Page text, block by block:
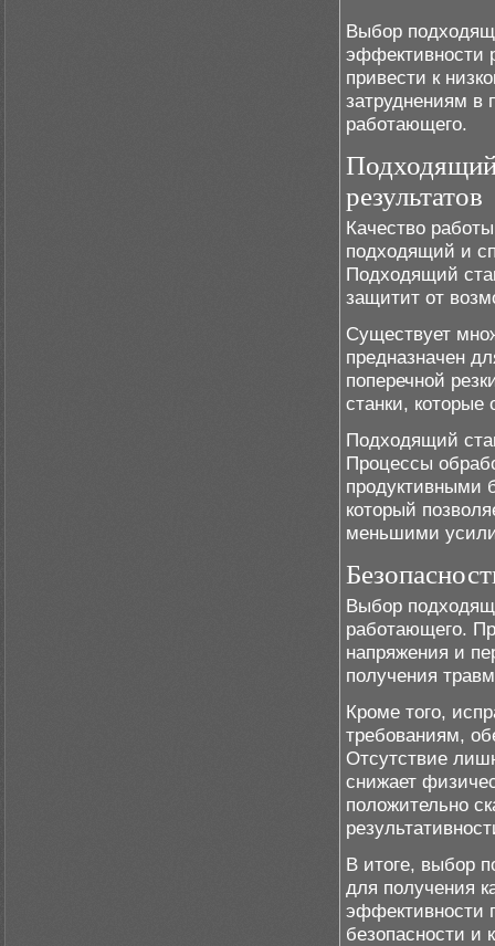
Выбор
эффективности
привести к
затруднениям в
работающего.
Подходящий
результатов
Качество
подходящий и
Подходящий
защитит от
Существует
предназначен
поперечной
станки, которые
Подходящий
Процессы
продуктивными
который
меньшими
Выбор
работающего.
напряжения и
получения
Кроме того,
требованиям,
Отсутствие
снижает
положительно
В итоге, выбор
для получения
эффективности
безопасности и